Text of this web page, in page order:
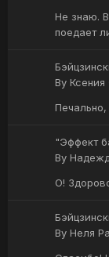
Не знаю.
поедает
By Ксения
"Эффект
By
О!
By Неля